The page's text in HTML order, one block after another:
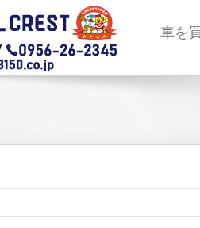
車を